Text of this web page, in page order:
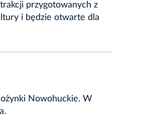
przygotowanych z
i będzie otwarte dla
Nowohuckie. W